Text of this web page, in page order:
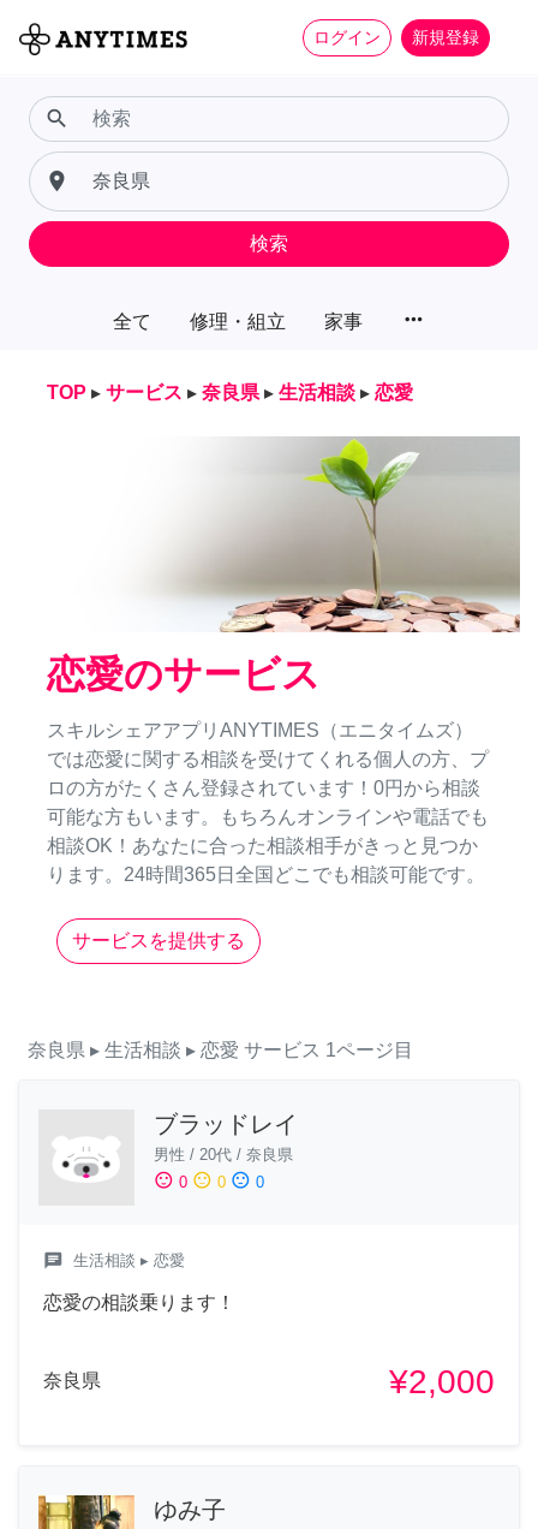
ログイン 新規登録
全て 修理・組立 家事 more_horiz
search
place
検索
TOP ▸ サービス ▸ 奈良県 ▸ 生活相談 ▸ 恋愛
恋愛のサービス
スキルシェアアプリANYTIMES（エニタイムズ）
では恋愛に関する相談を受けてくれる個人の方、プ
ロの方がたくさん登録されています！0円から相談
可能な方もいます。もちろんオンラインや電話でも
相談OK！あなたに合った相談相手がきっと見つか
ります。24時間365日全国どこでも相談可能です。
サービスを提供する
奈良県 ▸ 生活相談 ▸ 恋愛 サービス 1ページ目
ブラッドレイ
男性 / 20代 / 奈良県
sentiment_satisfied 0 sentiment_neutral 0 sentiment_dissatisfied 0
chat 生活相談 ▸ 恋愛
恋愛の相談乗ります！
奈良県 ¥2,000
ゆみ子